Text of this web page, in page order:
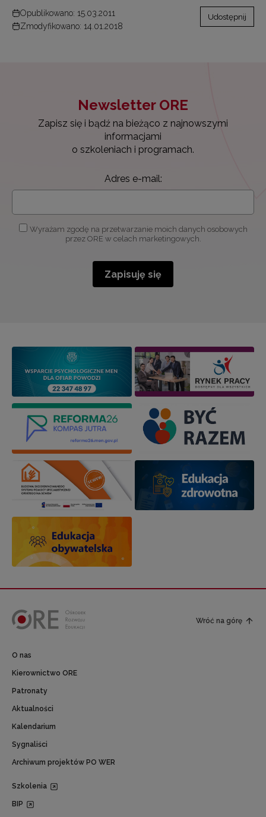
Opublikowano: 15.03.2011
Zmodyfikowano: 14.01.2018
Udostępnij
Newsletter ORE
Zapisz się i bądź na bieżąco z najnowszymi
informacjami
o szkoleniach i programach.
Adres e-mail:
Wyrażam zgodę na przetwarzanie moich danych osobowych
przez ORE w celach marketingowych.
Zapisuję się
Wróć na górę
O nas
Kierownictwo ORE
Patronaty
Aktualności
Kalendarium
Sygnaliści
Archiwum projektów PO WER
Szkolenia
BIP